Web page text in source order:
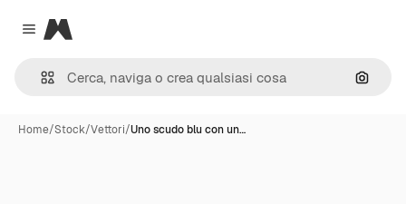
Close menu
Magnific
Cerca
Home/Stock/Vettori/Uno scudo blu con un…